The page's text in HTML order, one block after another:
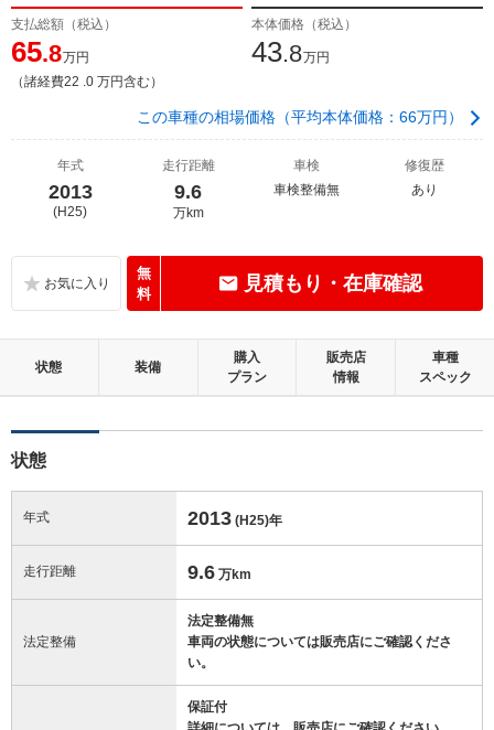
支払総額（税込）
65.8万円
（諸経費22 .0 万円含む）
本体価格（税込）
43.8万円
この車種の相場価格（平均本体価格：66万円）
年式
2013
(H25)
走行距離
9.6
万km
車検
車検整備無
修復歴
あり
無
料
見積もり・在庫確認
状態 装備
購入
プラン
販売店
情報
車種
スペック
状態
年式 2013 (H25)年
走行距離 9.6 万km
法定整備
法定整備無
車両の状態については販売店にご確認くださ
い。
保証付